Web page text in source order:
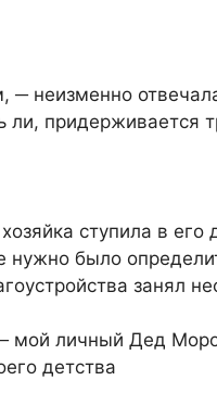
неизменно
ли, придерживается
ступила в
нужно было
занял
мой личный Дед
детства